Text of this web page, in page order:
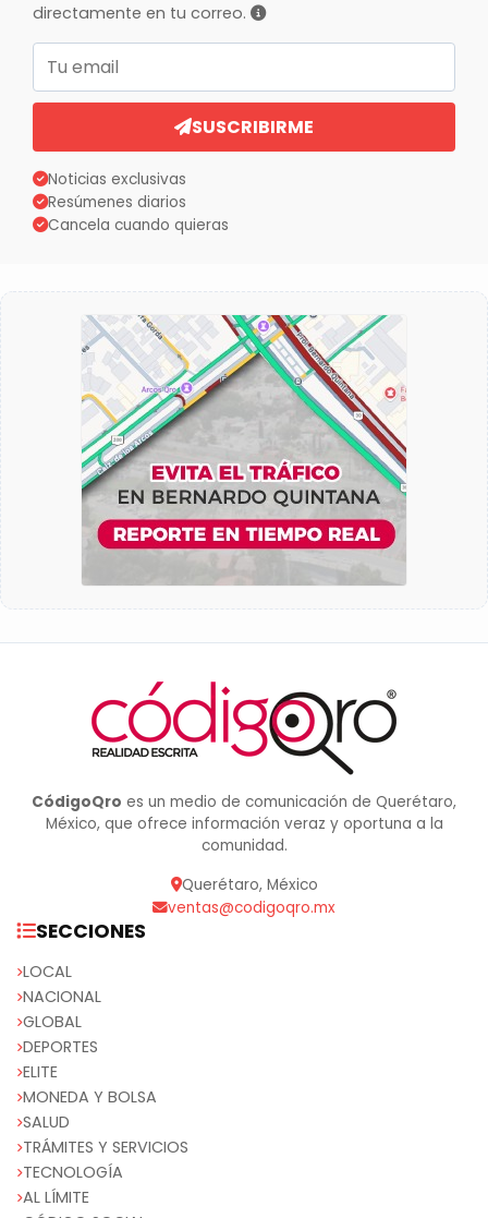
directamente en tu correo.
SUSCRIBIRME
Noticias exclusivas
Resúmenes diarios
Cancela cuando quieras
CódigoQro es un medio de comunicación de Querétaro,
México, que ofrece información veraz y oportuna a la
comunidad.
Querétaro, México
ventas@codigoqro.mx
SECCIONES
LOCAL
NACIONAL
GLOBAL
DEPORTES
ELITE
MONEDA Y BOLSA
SALUD
TRÁMITES Y SERVICIOS
TECNOLOGÍA
AL LÍMITE